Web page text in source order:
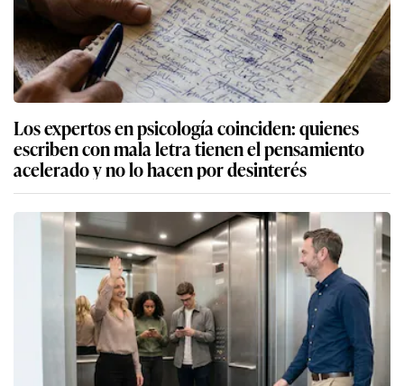
Los expertos en psicología coinciden: quienes
escriben con mala letra tienen el pensamiento
acelerado y no lo hacen por desinterés